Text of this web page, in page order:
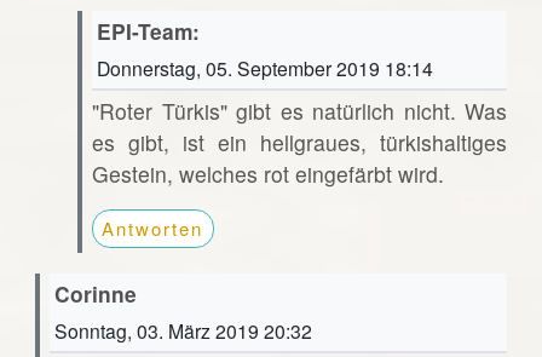
EPI-Team:
Donnerstag, 05. September 2019 18:14
"Roter Türkis" gibt es natürlich nicht. Was
es gibt, ist ein hellgraues, türkishaltiges
Gestein, welches rot eingefärbt wird.
Antworten
Corinne
Sonntag, 03. März 2019 20:32